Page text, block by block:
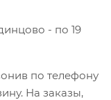
- по 19
по телефону
На заказы,